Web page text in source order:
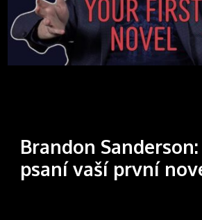
Brandon
psaní vaší první